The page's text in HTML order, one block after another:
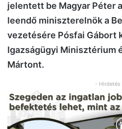
jelentett be Magyar Péter a
leendő miniszterelnök a
vezetésére Pósfai Gábort
Igazságügyi Minisztérium
Mártont.
- Hirdetés